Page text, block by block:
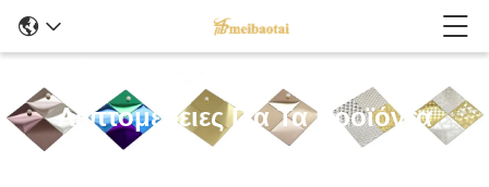
Λεπτομέρειες Για Τα Προϊόντα